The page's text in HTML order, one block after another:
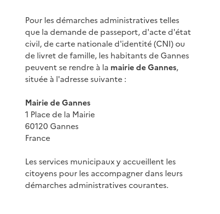
Pour les démarches administratives telles
que la demande de passeport, d'acte d'état
civil, de carte nationale d'identité (CNI) ou
de livret de famille, les habitants de Gannes
peuvent se rendre à la mairie de Gannes,
située à l'adresse suivante :
Mairie de Gannes
1 Place de la Mairie
60120 Gannes
France
Les services municipaux y accueillent les
citoyens pour les accompagner dans leurs
démarches administratives courantes.